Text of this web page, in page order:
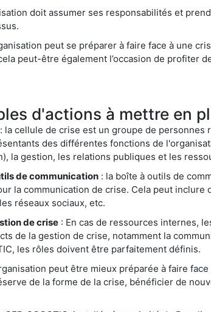
doit assumer ses responsabilités et
peut se préparer à faire face à une
peut-être également l’occasion de profiter
d'actions à mettre en
la cellule de crise est un groupe de personnes
des différentes fonctions de
la gestion, les relations publiques et les
de communication: la boîte à outils de
la communication de crise. Cela peut inclure
réseaux sociaux, etc.
de crise: En cas de ressources internes,
de la gestion de crise, notamment la
les rôles doivent être parfaitement définis.
peut être mieux préparée à faire
de la forme de la crise, bénéficier de